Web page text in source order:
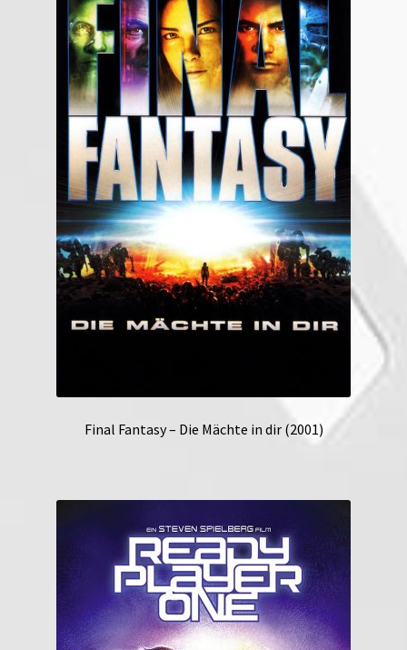
Final Fantasy – Die Mächte in dir (2001)